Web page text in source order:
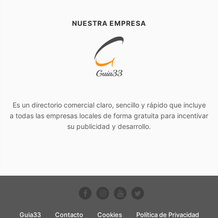
NUESTRA EMPRESA
Es un directorio comercial claro, sencillo y rápido que incluye
a todas las empresas locales de forma gratuita para incentivar
su publicidad y desarrollo.
Guia33 Contacto Cookies Política de Privacidad